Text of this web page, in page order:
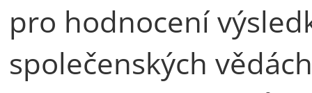
pro hodnocení
společenských